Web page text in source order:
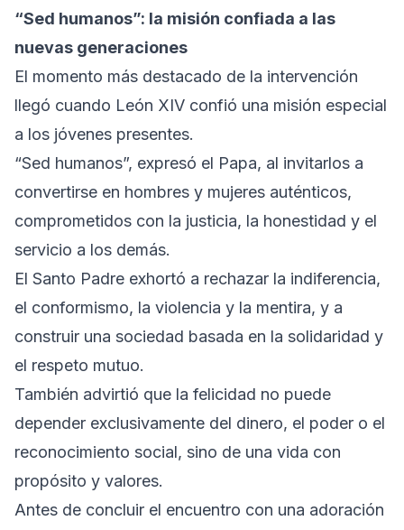
“Sed humanos”: la misión confiada a las
nuevas generaciones
El momento más destacado de la intervención
llegó cuando León XIV confió una misión especial
a los jóvenes presentes.
“Sed humanos”, expresó el Papa, al invitarlos a
convertirse en hombres y mujeres auténticos,
comprometidos con la justicia, la honestidad y el
servicio a los demás.
El Santo Padre exhortó a rechazar la indiferencia,
el conformismo, la violencia y la mentira, y a
construir una sociedad basada en la solidaridad y
el respeto mutuo.
También advirtió que la felicidad no puede
depender exclusivamente del dinero, el poder o el
reconocimiento social, sino de una vida con
propósito y valores.
Antes de concluir el encuentro con una adoración